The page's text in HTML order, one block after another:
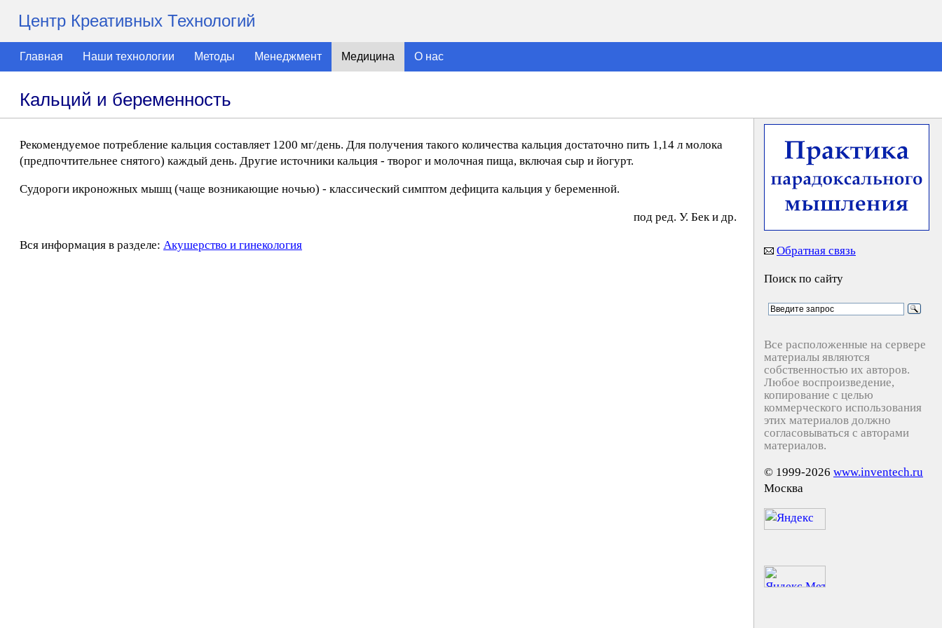
Центр Креативных Технологий
Главная Наши технологии Методы Менеджмент Медицина О нас
Кальций и беременность
Рекомендуемое потребление кальция составляет 1200 мг/день. Для получения такого количества кальция достаточно пить 1,14 л молока
(предпочтительнее снятого) каждый день. Другие источники кальция - творог и молочная пища, включая сыр и йогурт.
Судороги икроножных мышц (чаще возникающие ночью) - классический симптом дефицита кальция у беременной.
под ред. У. Бeк и др.
Вся информация в разделе: Акушерство и гинекология Обратная связь
Поиск по сайту
Все расположенные на сервере
материалы являются
собственностью их авторов.
Любое воспроизведение,
копирование с целью
коммерческого использования
этих материалов должно
согласовываться с авторами
материалов.
© 1999-2026 www.inventech.ru
Москва